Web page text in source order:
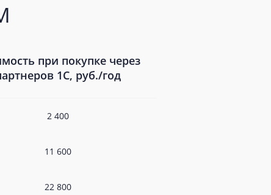
при покупке через
1С, руб./год
2 400
11 600
22 800